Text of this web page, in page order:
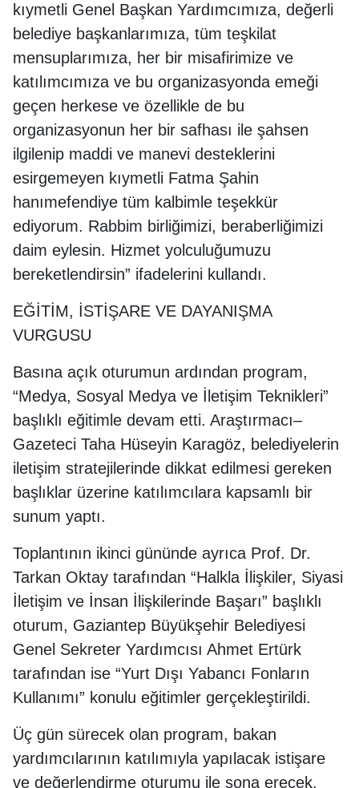
kıymetli Genel Başkan Yardımcımıza, değerli
belediye başkanlarımıza, tüm teşkilat
mensuplarımıza, her bir misafirimize ve
katılımcımıza ve bu organizasyonda emeği
geçen herkese ve özellikle de bu
organizasyonun her bir safhası ile şahsen
ilgilenip maddi ve manevi desteklerini
esirgemeyen kıymetli Fatma Şahin
hanımefendiye tüm kalbimle teşekkür
ediyorum. Rabbim birliğimizi, beraberliğimizi
daim eylesin. Hizmet yolculuğumuzu
bereketlendirsin” ifadelerini kullandı.
EĞİTİM, İSTİŞARE VE DAYANIŞMA
VURGUSU
Basına açık oturumun ardından program,
“Medya, Sosyal Medya ve İletişim Teknikleri”
başlıklı eğitimle devam etti. Araştırmacı–
Gazeteci Taha Hüseyin Karagöz, belediyelerin
iletişim stratejilerinde dikkat edilmesi gereken
başlıklar üzerine katılımcılara kapsamlı bir
sunum yaptı.
Toplantının ikinci gününde ayrıca Prof. Dr.
Tarkan Oktay tarafından “Halkla İlişkiler, Siyasi
İletişim ve İnsan İlişkilerinde Başarı” başlıklı
oturum, Gaziantep Büyükşehir Belediyesi
Genel Sekreter Yardımcısı Ahmet Ertürk
tarafından ise “Yurt Dışı Yabancı Fonların
Kullanımı” konulu eğitimler gerçekleştirildi.
Üç gün sürecek olan program, bakan
yardımcılarının katılımıyla yapılacak istişare
ve değerlendirme oturumu ile sona erecek.